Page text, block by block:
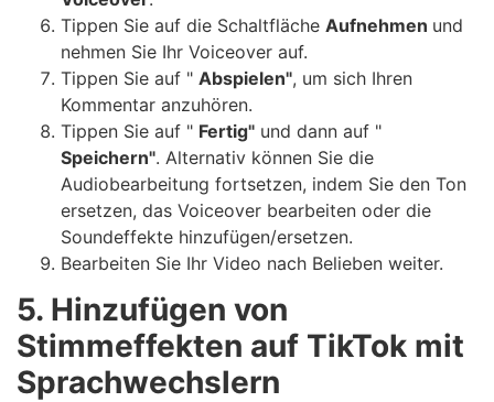
Tippen Sie auf die Schaltfläche Aufnehmen und
nehmen Sie Ihr Voiceover auf.
Tippen Sie auf " Abspielen", um sich Ihren
Kommentar anzuhören.
Tippen Sie auf " Fertig" und dann auf "
Speichern". Alternativ können Sie die
Audiobearbeitung fortsetzen, indem Sie den Ton
ersetzen, das Voiceover bearbeiten oder die
Soundeffekte hinzufügen/ersetzen.
Bearbeiten Sie Ihr Video nach Belieben weiter.
5. Hinzufügen von
Stimmeffekten auf TikTok mit
Sprachwechslern